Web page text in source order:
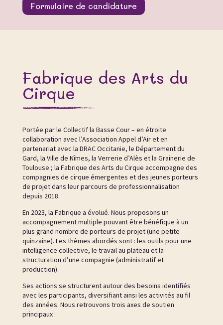
Formulaire de candidature
Fabrique des Arts du
Cirque
Portée par le Collectif la Basse Cour – en étroite
collaboration avec l’Association Appel d’Air et en
partenariat avec la DRAC Occitanie, le Département du
Gard, la Ville de Nîmes, la Verrerie d’Alès et la Grainerie de
Toulouse ; la Fabrique des Arts du Cirque accompagne des
compagnies de cirque émergentes et des jeunes porteurs
de projet dans leur parcours de professionnalisation
depuis 2018.
En 2023, la Fabrique a évolué. Nous proposons un
accompagnement multiple pouvant être bénéfique à un
plus grand nombre de porteurs de projet (une petite
quinzaine). Les thèmes abordés sont : les outils pour une
intelligence collective, le travail au plateau et la
structuration d’une compagnie (administratif et
production).
Ses actions se structurent autour des besoins identifiés
avec les participants, diversifiant ainsi les activités au fil
des années. Nous retrouvons trois axes de soutien
principaux :